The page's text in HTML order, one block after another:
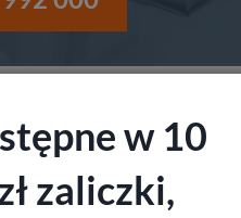
Drzwi wewnętrzne
Porta Cordoba
w 10
zaliczki,